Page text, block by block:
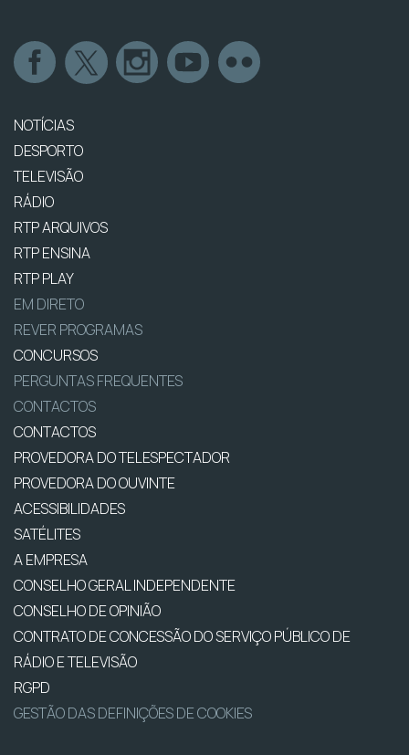
NOTÍCIAS
DESPORTO
TELEVISÃO
RÁDIO
RTP ARQUIVOS
RTP ENSINA
RTP PLAY
EM DIRETO
REVER PROGRAMAS
CONCURSOS
PERGUNTAS FREQUENTES
CONTACTOS
CONTACTOS
PROVEDORA DO TELESPECTADOR
PROVEDORA DO OUVINTE
ACESSIBILIDADES
SATÉLITES
A EMPRESA
CONSELHO GERAL INDEPENDENTE
CONSELHO DE OPINIÃO
CONTRATO DE CONCESSÃO DO SERVIÇO PÚBLICO DE
RÁDIO E TELEVISÃO
RGPD
GESTÃO DAS DEFINIÇÕES DE COOKIES